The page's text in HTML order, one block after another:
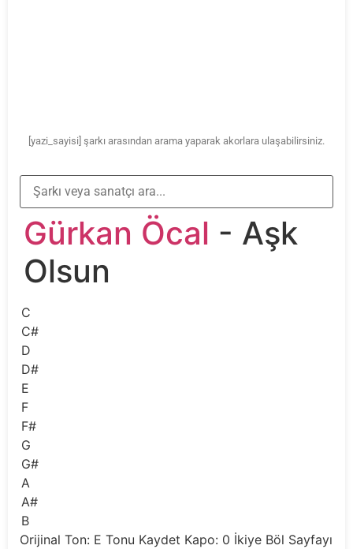
[yazi_sayisi] şarkı arasından arama yaparak akorlara ulaşabilirsiniz.
Gürkan Öcal - Aşk
Olsun
C
C#
D
D#
E
F
F#
G
G#
A
A#
B
Orijinal Ton: E Tonu Kaydet Kapo: 0 İkiye Böl Sayfayı